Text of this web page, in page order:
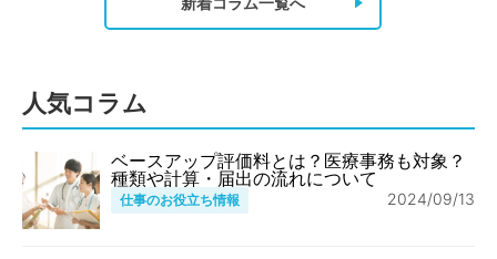
人気コラム
ベースアップ評価料とは？医療事務も対象？
種類や計算・届出の流れについて
仕事のお役立ち情報 2024/09/13